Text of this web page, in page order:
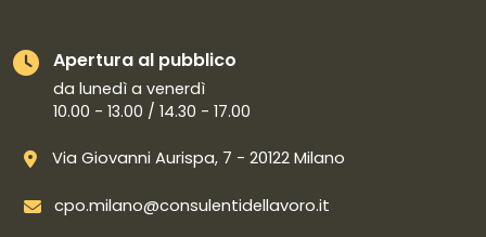
Apertura al pubblico
da lunedì a venerdì
10.00 - 13.00 / 14.30 - 17.00
Via Giovanni Aurispa, 7 - 20122 Milano
cpo.milano@consulentidellavoro.it